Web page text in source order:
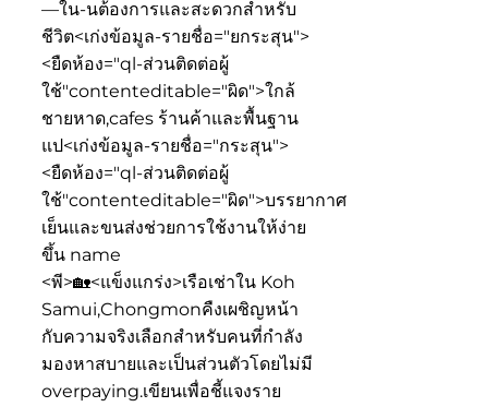
—ใน-นต้องการและสะดวกสำหรับ
ชีวิต<เก่งข้อมูล-รายชื่อ="ยกระสุน">
<ยืดห้อง="ql-ส่วนติดต่อผู้
ใช้"contenteditable="ผิด">ใกล้
ชายหาด,cafes ร้านค้าและพื้นฐาน
แป<เก่งข้อมูล-รายชื่อ="กระสุน">
<ยืดห้อง="ql-ส่วนติดต่อผู้
ใช้"contenteditable="ผิด">บรรยากาศ
เย็นและขนส่งช่วยการใช้งานให้ง่าย
ขึ้น name
<พี>🏡<แข็งแกร่ง>เรือเช่าใน Koh
Samui,Chongmonคืงเผชิญหน้า
กับความจริงเลือกสำหรับคนที่กำลัง
มองหาสบายและเป็นส่วนตัวโดยไม่มี
overpaying.เขียนเพื่อชี้แจงราย